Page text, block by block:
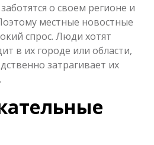
о своем регионе и
местные новостные
спрос. Люди хотят
в их городе или области,
затрагивает их